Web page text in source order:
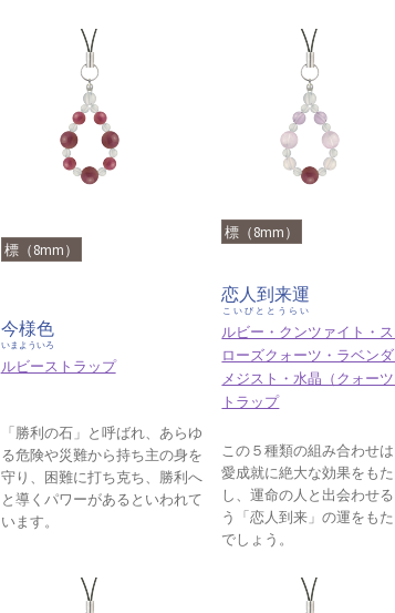
標（8mm）
今様色
いまよういろ
ルビーストラップ
「勝利の石」と呼ばれ、あらゆ
る危険や災難から持ち主の身を
守り、困難に打ち克ち、勝利へ
と導くパワーがあるといわれて
います。
標（8mm）
恋人到来運
こいびととうらい
ルビー・クンツァイト・
ローズクォーツ・ラベン
メジスト・水晶（クォー
トラップ
この５種類の組み合わせ
愛成就に絶大な効果をも
し、運命の人と出会わせ
う「恋人到来」の運をも
でしょう。